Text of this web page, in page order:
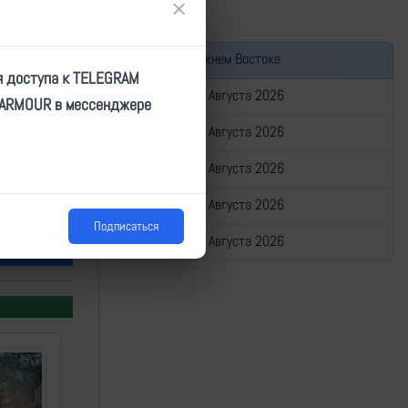
Война на Ближнем Востоке
Сводка за 06 Августа 2026
Сводка за 05 Августа 2026
Сводка за 04 Августа 2026
Сводка за 03 Августа 2026
Сводка за 02 Августа 2026
×
к TELEGRAM
в мессенджере
Подписаться